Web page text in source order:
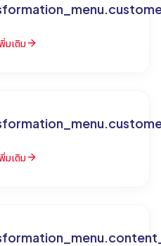
มเติม
มเติม